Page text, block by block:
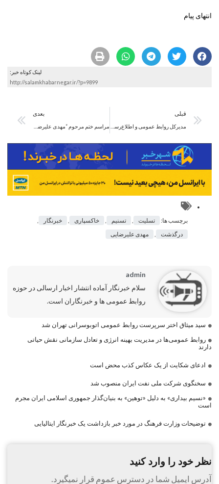
انتهای پیام
لینک کوتاه خبر:
http://salamkhabarnegar.ir/?p=9899
قبلی بعدی
برچسب ها: تسلیت , تسنیم , خاکسپاری , خبرنگار
,
درگذشت
, مهدی علیرضایی
admin
سلام خبرنگار آماده انتشار اخبار ارسالی در حوزه
روابط عمومی ها و خبرنگاران است.
سید میثاق اختر سرپرست روابط عمومی اتوبوسرانی تهران شد
روابط عمومی‌ها در مدیریت بهینه انرژی و تعادل سازمانی نقش حیاتی
دارند
ادعای شکایت از یک عکاس کذب محض است
سخنگوی شرکت ملی نفت ایران منصوب شد
«نسیم بیداری» به دلیل «توهین» به بنیان‌گذار جمهوری اسلامی ایران مجرم
است
توضیحات وزارت فرهنگ در مورد خبر بازداشت یک خبرنگار ایتالیایی
نظر خود را وارد کنید
آدرس ایمیل شما در دسترس عموم قرار نمیگیرد.